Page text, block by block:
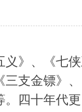
义》、《七
支金镖》
。四十年代